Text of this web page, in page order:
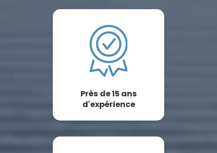
Près de 15 ans
d'expérience